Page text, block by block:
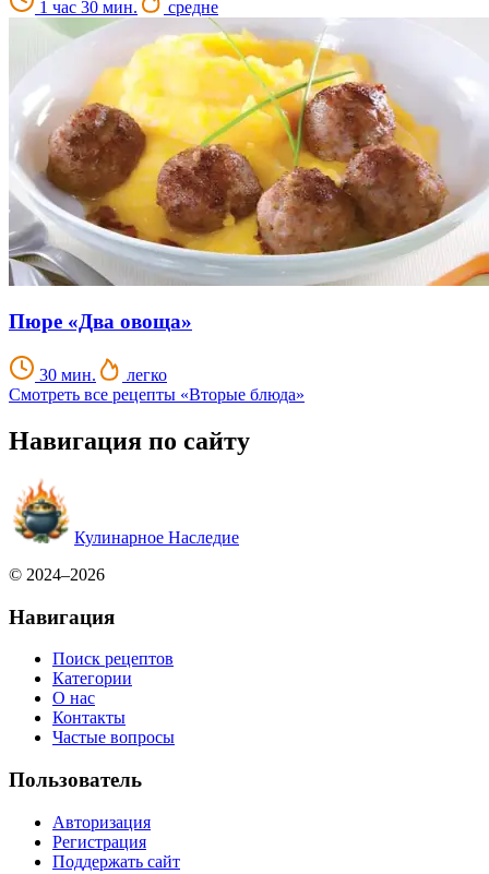
1 час 30 мин. средне
Пюре «Два овоща»
30 мин.
легко
Смотреть все рецепты «Вторые блюда»
Навигация по сайту
Кулинарное Наследие
© 2024–2026
Навигация
Поиск рецептов
Категории
О нас
Контакты
Частые вопросы
Пользователь
Авторизация
Регистрация
Поддержать сайт